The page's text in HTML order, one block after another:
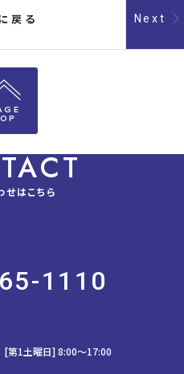
戻る Next
せはこちら
1110
第1土曜日] 8:00〜17:00